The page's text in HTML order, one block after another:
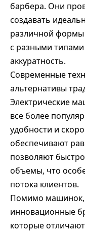
барбера. Они
создавать
различной формы
с разными типами
аккуратность.
Современные
альтернативы
Электрические
все более
удобности и
обеспечивают
позволяют
объемы, что
потока клиентов.
Помимо машинок,
инновационные
которые